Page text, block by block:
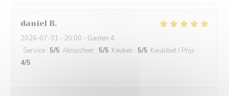
daniel B
2026-07-31 - 20:00 - Gasten 4
Service : 5/5 Atmosfeer : 5/5 Keuken : 5/5 Kwaliteit / Prijs :
4/5